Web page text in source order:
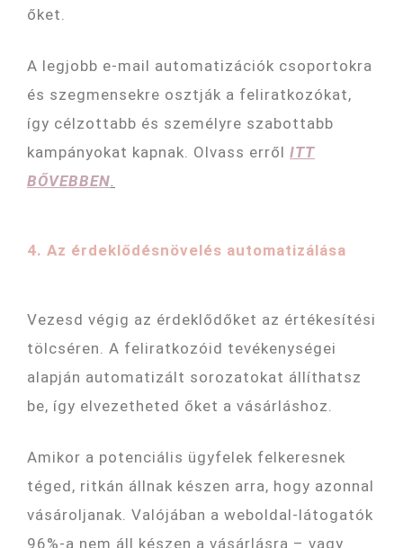
őket.
A legjobb e-mail automatizációk csoportokra
és szegmensekre osztják a feliratkozókat,
így célzottabb és személyre szabottabb
kampányokat kapnak. Olvass erről ITT
BŐVEBBEN
4. Az érdeklődésnövelés automatizálása
Vezesd végig az érdeklődőket az értékesítési
tölcséren. A feliratkozóid tevékenységei
alapján automatizált sorozatokat állíthatsz
be, így elvezetheted őket a vásárláshoz.
Amikor a potenciális ügyfelek felkeresnek
téged, ritkán állnak készen arra, hogy azonnal
vásároljanak. Valójában a weboldal-látogatók
96%-a nem áll készen a vásárlásra – vagy